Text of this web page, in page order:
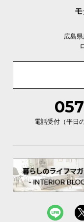
広島
電話受付（平日